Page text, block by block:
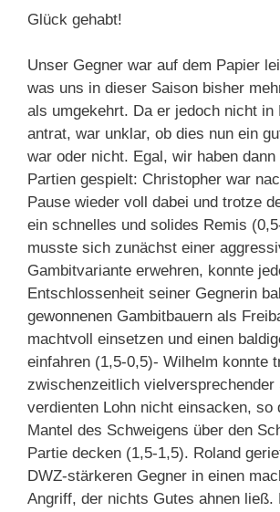
Glück gehabt!
Unser Gegner war auf dem Papier
was uns in dieser Saison bisher
als umgekehrt. Da er jedoch nicht in
antrat, war unklar, ob dies nun ein
war oder nicht. Egal, wir haben
Partien gespielt: Christopher war
Pause wieder voll dabei und trotze
ein schnelles und solides Remis
musste sich zunächst einer
Gambitvariante erwehren, konnte
Entschlossenheit seiner Gegnerin
gewonnenen Gambitbauern als
machtvoll einsetzen und einen
einfahren (1,5-0,5)- Wilhelm konnte
zwischenzeitlich vielversprechender
verdienten Lohn nicht einsacken, so
Mantel des Schweigens über den
Partie decken (1,5-1,5). Roland
DWZ-stärkeren Gegner in einen
Angriff, der nichts Gutes ahnen ließ.